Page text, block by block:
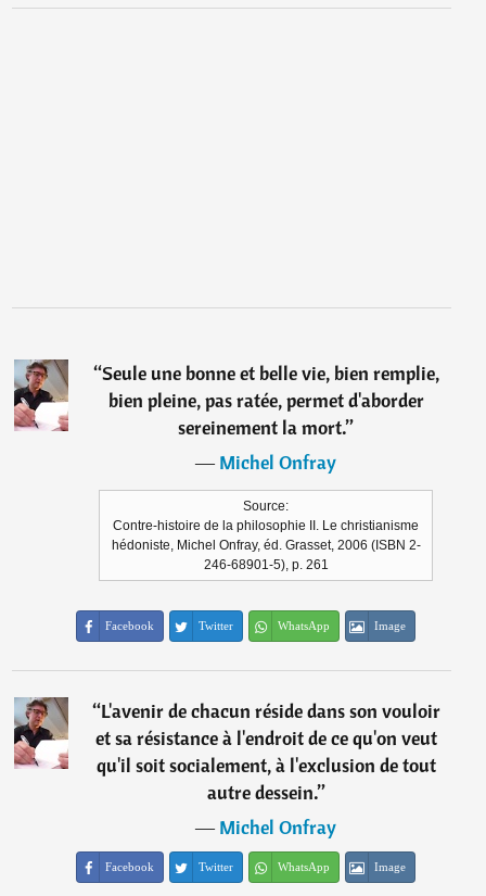
“Seule une bonne et belle vie, bien remplie,
bien pleine, pas ratée, permet d'aborder
sereinement la mort.”
―Michel Onfray
Source:
Contre-histoire de la philosophie II. Le christianisme
hédoniste, Michel Onfray, éd. Grasset, 2006 (ISBN 2-
246-68901-5), p. 261
Facebook Twitter WhatsApp Image
“L'avenir de chacun réside dans son vouloir
et sa résistance à l'endroit de ce qu'on veut
qu'il soit socialement, à l'exclusion de tout
autre dessein.”
―Michel Onfray
Facebook Twitter WhatsApp Image